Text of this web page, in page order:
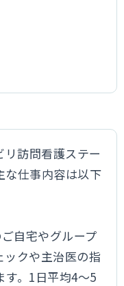
訪問看護ステー
な仕事内容は以下
自宅やグループ
クや主治医の指
。1日平均4～5